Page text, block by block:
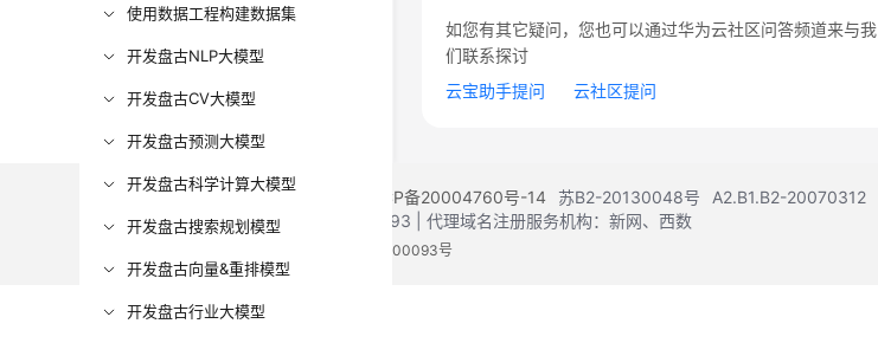
使用数据工程构建数据集
开发盘古NLP大模型
开发盘古CV大模型
开发盘古预测大模型
开发盘古科学计算大模型
开发盘古搜索规划模型
开发盘古向量&重排模型
开发盘古行业大模型
如您有其它疑问，您也可以通过华为云社区问答频道来与我
们联系探讨
云宝助手提问
云社区提问
©2026 Huaweicloud.com 版权所有 黔ICP备20004760号-14 苏B2-20130048号
A2.B1.B2-20070312
增值电信业务经营许可证：B1.B2-20200593 | 代理域名注册服务机构：新网、西数
贵公网安备 52990002000093号